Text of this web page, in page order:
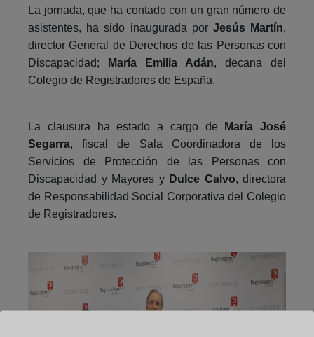
La jornada, que ha contado con un gran número de
asistentes, ha sido inaugurada por Jesús Martín,
director General de Derechos de las Personas con
Discapacidad;
María Emilia Adán, decana del
Colegio de Registradores de España.
La clausura ha estado a cargo de
María José
Segarra, fiscal de Sala Coordinadora de los
Servicios de Protección de las Personas con
Discapacidad y Mayores y Dulce Calvo, directora
de Responsabilidad Social Corporativa del Colegio
de Registradores.